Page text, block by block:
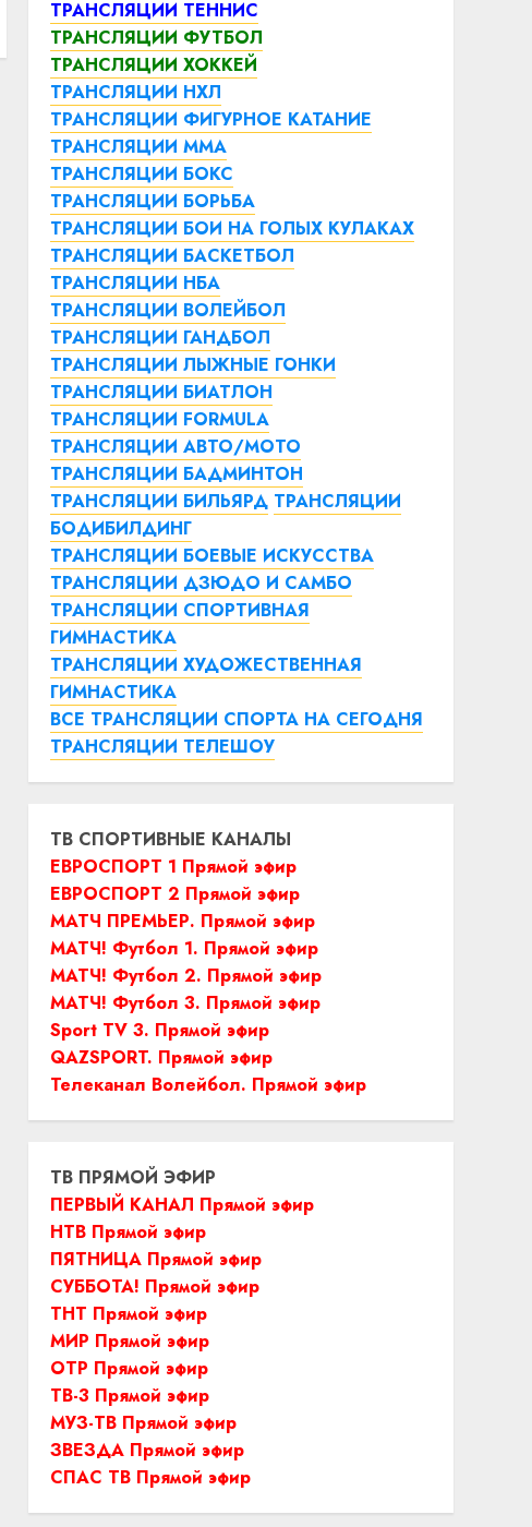
ТРАНСЛЯЦИИ ТЕННИС
ТРАНСЛЯЦИИ ФУТБОЛ
ТРАНСЛЯЦИИ ХОККЕЙ
ТРАНСЛЯЦИИ НХЛ
ТРАНСЛЯЦИИ ФИГУРНОЕ КАТАНИЕ
ТРАНСЛЯЦИИ ММА
ТРАНСЛЯЦИИ БОКС
ТРАНСЛЯЦИИ БОРЬБА
ТРАНСЛЯЦИИ БОИ НА ГОЛЫХ КУЛАКАХ
ТРАНСЛЯЦИИ БАСКЕТБОЛ
ТРАНСЛЯЦИИ НБА
ТРАНСЛЯЦИИ ВОЛЕЙБОЛ
ТРАНСЛЯЦИИ ГАНДБОЛ
ТРАНСЛЯЦИИ ЛЫЖНЫЕ ГОНКИ
ТРАНСЛЯЦИИ БИАТЛОН
ТРАНСЛЯЦИИ FORMULA
ТРАНСЛЯЦИИ АВТО/МОТО
ТРАНСЛЯЦИИ БАДМИНТОН
ТРАНСЛЯЦИИ БИЛЬЯРД ТРАНСЛЯЦИИ
БОДИБИЛДИНГ
ТРАНСЛЯЦИИ БОЕВЫЕ ИСКУССТВА
ТРАНСЛЯЦИИ ДЗЮДО И САМБО
ТРАНСЛЯЦИИ СПОРТИВНАЯ
ГИМНАСТИКА
ТРАНСЛЯЦИИ ХУДОЖЕСТВЕННАЯ
ГИМНАСТИКА
ВСЕ ТРАНСЛЯЦИИ СПОРТА НА СЕГОДНЯ
ТРАНСЛЯЦИИ ТЕЛЕШОУ
ТВ СПОРТИВНЫЕ КАНАЛЫ
ЕВРОСПОРТ 1 Прямой эфир
ЕВРОСПОРТ 2 Прямой эфир
МАТЧ ПРЕМЬЕР. Прямой эфир
МАТЧ! Футбол 1. Прямой эфир
МАТЧ! Футбол 2. Прямой эфир
МАТЧ! Футбол 3. Прямой эфир
Sport TV 3. Прямой эфир
QAZSPORT. Прямой эфир
Телеканал Волейбол. Прямой эфир
ТВ ПРЯМОЙ ЭФИР
ПЕРВЫЙ КАНАЛ Прямой эфир
НТВ Прямой эфир
ПЯТНИЦА Прямой эфир
СУББОТА! Прямой эфир
ТНТ Прямой эфир
МИР Прямой эфир
ОТР Прямой эфир
ТВ-3 Прямой эфир
МУЗ-ТВ Прямой эфир
ЗВЕЗДА Прямой эфир
СПАС ТВ Прямой эфир